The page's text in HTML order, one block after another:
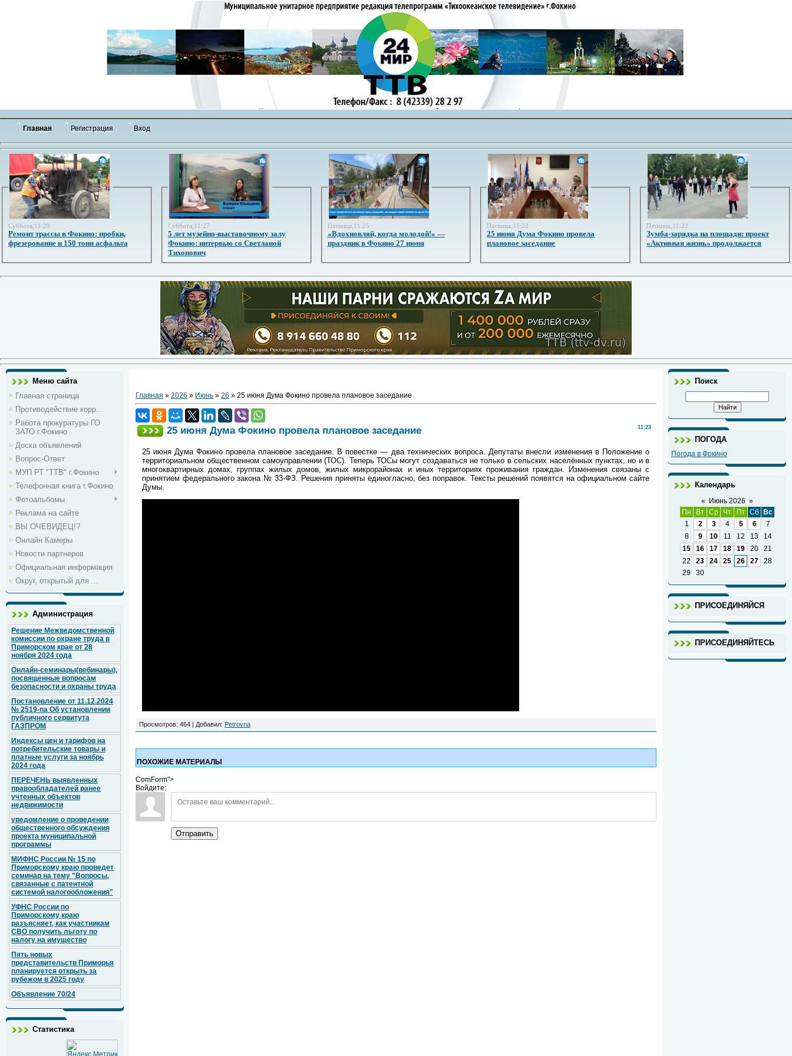
Главная Регистрация Вход
Суббота,11:29
Ремонт трассы в Фокино: пробки,
фрезерование и 150 тонн асфальта
Суббота,11:27
5 лет музейно-выставочному залу
Фокино: интервью со Светланой
Тихонович
Пятница,11:25
«Вдохновляй, когда молодой!» —
праздник в Фокино 27 июня
Пятница,11:23
25 июня Дума Фокино провела
плановое заседание
Пятница,11:22
Зумба-зарядка на площади: проект
«Активная жизнь» продолжается
Меню сайта
Главная страница
Противодействие корр...
Работа прокуратуры ГО
ЗАТО г.Фокино
Доска объявлений
Вопрос-Ответ
МУП РТ "ТТВ" г.Фокино
Телефонная книга г.Фокино
Фотоальбомы
Реклама на сайте
ВЫ ОЧЕВИДЕЦ!?
Онлайн Камеры
Новости партнеров
Официальная информация
Округ, открытый для ...
Администрация
Решение Межведомственной
комиссии по охране труда в
Приморском крае от 28
ноября 2024 года
Онлайн-семинары(вебинары),
посвященные вопросам
безопасности и охраны труда
Постановление от 11.12.2024
№ 2519-па Об установлении
публичного сервитута
ГАЗПРОМ
Индексы цен и тарифов на
потребительские товары и
платные услуги за ноябрь
2024 года
ПЕРЕЧЕНЬ выявленных
правообладателей ранее
учтенных объектов
недвижимости
уведомление о проведении
общественного обсуждения
проекта муниципальной
программы
МИФНС России № 15 по
Приморскому краю проведет
семинар на тему "Вопросы,
связанные с патентной
системой налогообложения"
УФНС России по
Приморскому краю
разъясняет, как участникам
СВО получить льготу по
налогу на имущество
Пять новых
представительств Приморья
планируется открыть за
рубежом в 2025 году
Объявление 70/24
Статистика
Главная » 2026 » Июнь » 26 » 25 июня Дума Фокино провела плановое заседание
11:23
25 июня Дума Фокино провела плановое заседание
25 июня Дума Фокино провела плановое заседание. В повестке — два технических вопроса. Депутаты внесли изменения в Положение о
территориальном общественном самоуправлении (ТОС). Теперь ТОСы могут создаваться не только в сельских населённых пунктах, но и в
многоквартирных домах, группах жилых домов, жилых микрорайонах и иных территориях проживания граждан. Изменения связаны с
принятием федерального закона № 33-ФЗ. Решения приняты единогласно, без поправок. Тексты решений появятся на официальном сайте
Думы.
Просмотров: 464 | Добавил: Petrovna
ПОХОЖИЕ МАТЕРИАЛЫ
ComForm">
Войдите:
Отправить
Поиск
ПОГОДА
Погода в Фокино
Календарь
« Июнь 2026 »
Пн
Вт Ср Чт Пт Сб
Вс
1
2 3 4 5 6
7
8
9 10 11 12 13
14
15
16 17 18 19 20
21
22
23 24 25 26 27
28
29
30
ПРИСОЕДИНЯЙСЯ
ПРИСОЕДИНЯЙТЕСЬ